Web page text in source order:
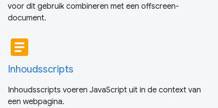
voor dit gebruik combineren met een offscreen-
document.
article
Inhoudsscripts
Inhoudsscripts voeren JavaScript uit in de context van
een webpagina.